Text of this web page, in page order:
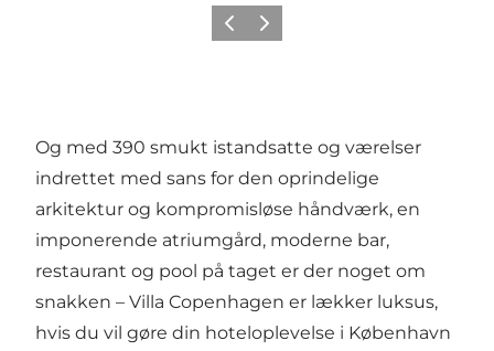
Previous
Next
Og med 390 smukt istandsatte og værelser
indrettet med sans for den oprindelige
arkitektur og kompromisløse håndværk, en
imponerende atriumgård, moderne bar,
restaurant og pool på taget er der noget om
snakken – Villa Copenhagen er lækker luksus,
hvis du vil gøre din hoteloplevelse i København